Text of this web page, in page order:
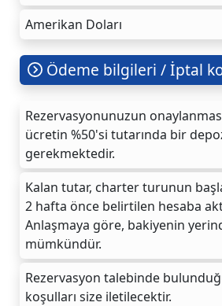
Amerikan Doları
Ödeme bilgileri / İptal
Rezervasyonunuzun
ücretin %50'si tutarında bir
gerekmektedir.
Kalan tutar, charter turunun
2 hafta önce belirtilen hesaba
Anlaşmaya göre, bakiyenin
mümkündür.
Rezervasyon talebinde
koşulları size iletilecektir.